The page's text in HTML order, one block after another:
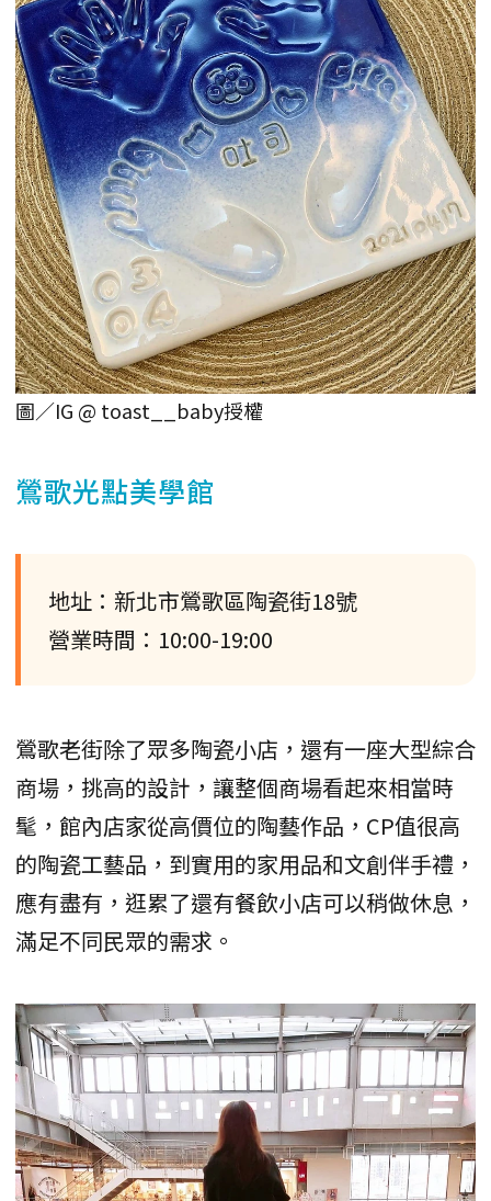
圖／IG @ toast__baby授權
鶯歌光點美學館
地址：新北市鶯歌區陶瓷街18號
營業時間：10:00-19:00
鶯歌老街除了眾多陶瓷小店，還有一座大型綜合
商場，挑高的設計，讓整個商場看起來相當時
髦，館內店家從高價位的陶藝作品，CP值很高
的陶瓷工藝品，到實用的家用品和文創伴手禮，
應有盡有，逛累了還有餐飲小店可以稍做休息，
滿足不同民眾的需求。